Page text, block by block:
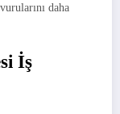
daha
İş